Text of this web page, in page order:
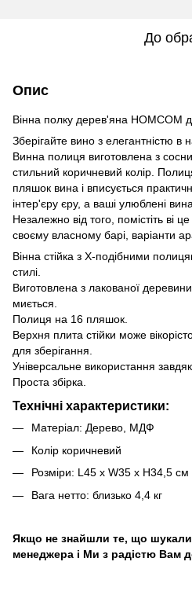
До
Опис
Вінна полку дерев'яна HOMCOM
Зберігайте вино з елегантністю в
Винна полиця виготовлена з
стильний коричневий колір.
пляшок вина і вписується
інтер'єру єру, а ваші улюблені
Незалежно від того, помістіть ві
своєму власному барі, варіанти
Вінна стійка з Х-подібними
стилі.
Виготовлена з лакованої
миється.
Полиця на 16 пляшок.
Верхня плита стійки може
для зберігання.
Універсальне використання
Проста збірка.
Технічні характеристики:
Матеріал: Дерево, МДФ
Колір коричневий
Розміри: L45 x W35 x H34,5 см
Вага нетто: близько 4,4 кг
Якщо не знайшли те, що шукали
менеджера і Ми з радістю Вам